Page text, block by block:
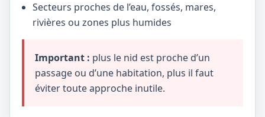
Secteurs proches de l’eau, fossés, mares,
rivières ou zones plus humides
Important : plus le nid est proche d’un
passage ou d’une habitation, plus il faut
éviter toute approche inutile.